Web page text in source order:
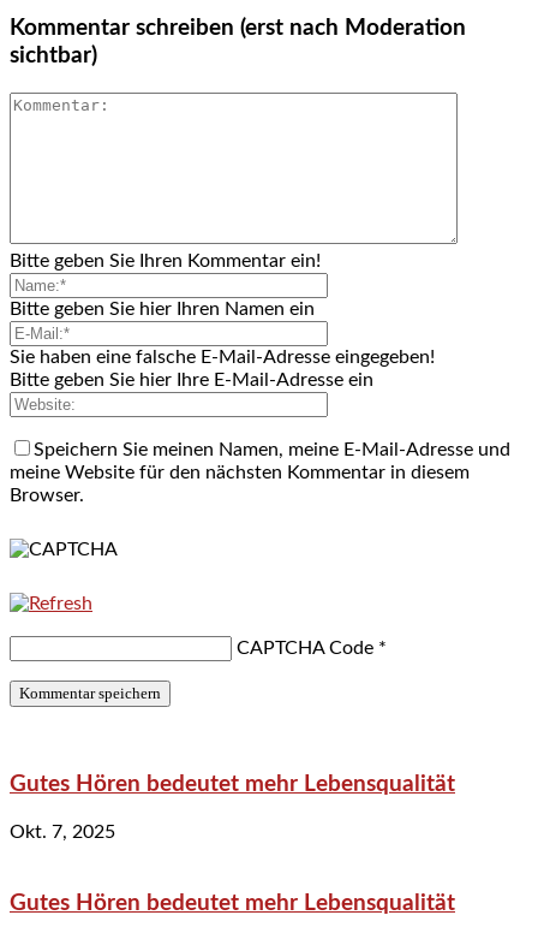
Kommentar schreiben (erst nach Moderation
sichtbar)
Bitte geben Sie Ihren Kommentar ein!
Bitte geben Sie hier Ihren Namen ein
Sie haben eine falsche E-Mail-Adresse eingegeben!
Bitte geben Sie hier Ihre E-Mail-Adresse ein
Speichern Sie meinen Namen, meine E-Mail-Adresse und
meine Website für den nächsten Kommentar in diesem
Browser.
CAPTCHA Code *
Gutes Hören bedeutet mehr Lebensqualität
Okt. 7, 2025
Gutes Hören bedeutet mehr Lebensqualität